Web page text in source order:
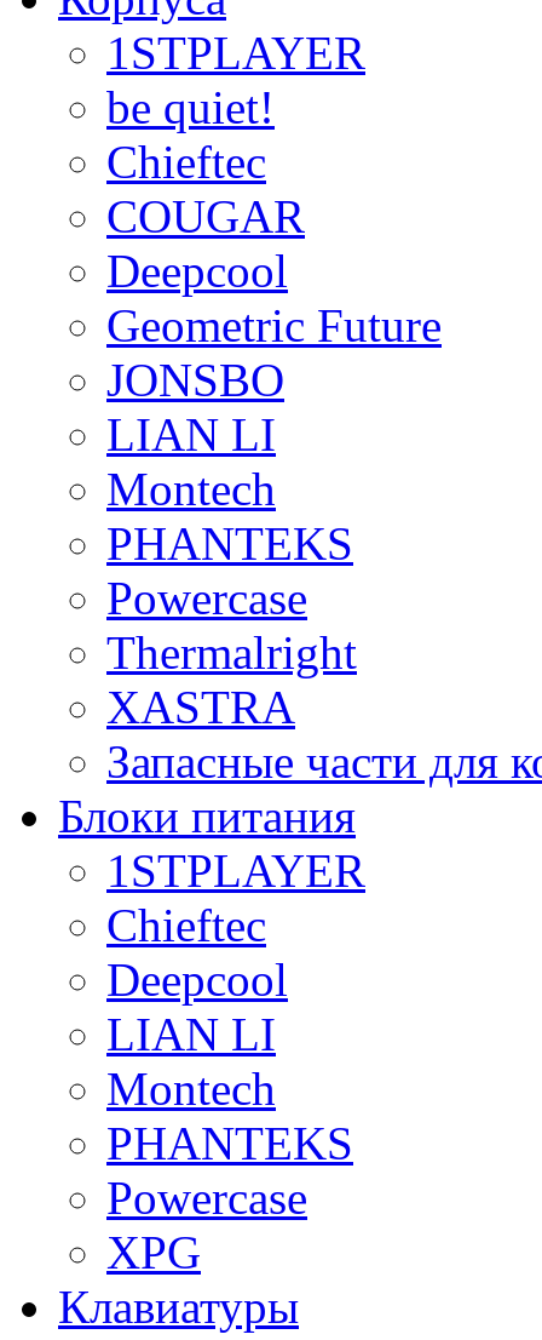
1STPLAYER
be quiet!
Chieftec
COUGAR
Deepcool
Geometric Future
JONSBO
LIAN LI
Montech
PHANTEKS
Powercase
Thermalright
XASTRA
Запасные части для
Блоки питания
1STPLAYER
Chieftec
Deepcool
LIAN LI
Montech
PHANTEKS
Powercase
XPG
Клавиатуры